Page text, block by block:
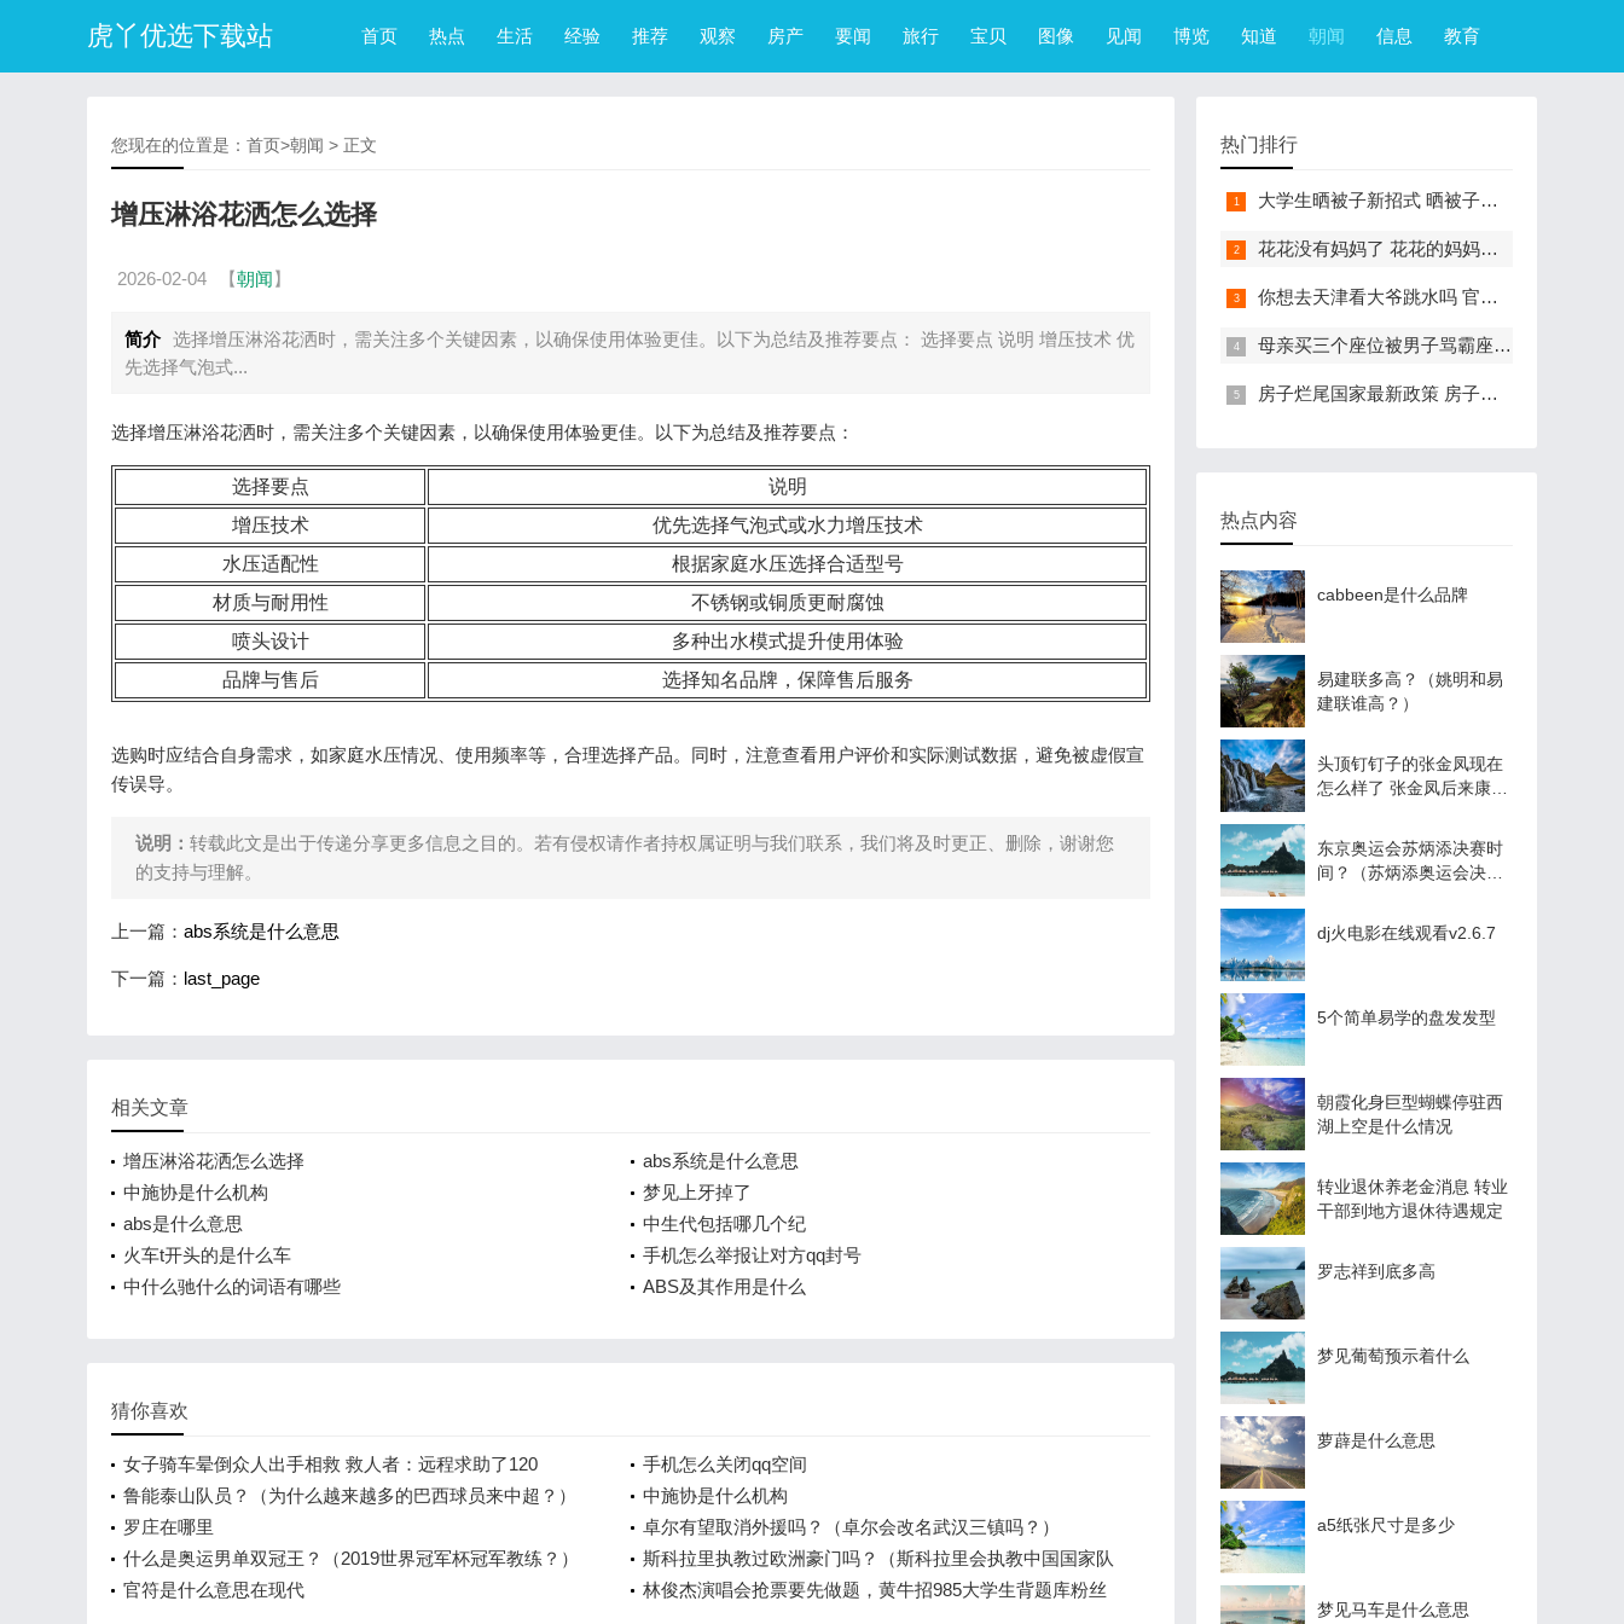
虎丫优选下载站 首页 热点 生活 经验 推荐 观察 房产 要闻 旅行 宝贝 图像 见闻 博览 知道 朝闻 信息 教育
您现在的位置是： 首页>朝闻 > 正文
增压淋浴花洒怎么选择
2026-02-04 【朝闻】
简介 选择增压淋浴花洒时，需关注多个关键因素，以确保使用体验更佳。以下为总结及推荐要点： 选择要点 说明 增压技术 优
先选择气泡式...
选择增压淋浴花洒时，需关注多个关键因素，以确保使用体验更佳。以下为总结及推荐要点：
选择要点
说明
增压技术
优先选择气泡式或水力增压技术
水压适配性
根据家庭水压选择合适型号
材质与耐用性
不锈钢或铜质更耐腐蚀
喷头设计
多种出水模式提升使用体验
品牌与售后
选择知名品牌，保障售后服务
选购时应结合自身需求，如家庭水压情况、使用频率等，合理选择产品。同时，注意查看用户评价和实际测试数据，避免被虚假宣
传误导。
说明： 转载此文是出于传递分享更多信息之目的。若有侵权请作者持权属证明与我们联系，我们将及时更正、删除，谢谢您
的支持与理解。
上一篇： abs系统是什么意思
下一篇： last_page
相关文章
增压淋浴花洒怎么选择
abs系统是什么意思
中施协是什么机构
梦见上牙掉了
abs是什么意思
中生代包括哪几个纪
火车t开头的是什么车
手机怎么举报让对方qq封号
中什么驰什么的词语有哪些
ABS及其作用是什么
猜你喜欢
女子骑车晕倒众人出手相救 救人者：远程求助了120
手机怎么关闭qq空间
鲁能泰山队员？（为什么越来越多的巴西球员来中超？）
中施协是什么机构
罗庄在哪里
卓尔有望取消外援吗？（卓尔会改名武汉三镇吗？）
什么是奥运男单双冠王？（2019世界冠军杯冠军教练？）
斯科拉里执教过欧洲豪门吗？（斯科拉里会执教中国国家队
吗？）
官符是什么意思在现代
林俊杰演唱会抢票要先做题，黄牛招985大学生背题库粉丝
热门排行
大学生晒被子新招式 晒被子新花样实在太机智
花花没有妈妈了 花花的妈妈是哪只大熊猫
你想去天津看大爷跳水吗 官方回应天津大爷跳水成打卡点
母亲买三个座位被男子骂霸座 女子买3个座位被无座大爷骂哭怎么回事
房子烂尾国家最新政策 房子烂尾了该找哪个部门解决?
热点内容
cabbeen是什么品牌
易建联多高？（姚明和易
建联谁高？）
头顶钉钉子的张金凤现在
怎么样了 张金凤后来康复
东京奥运会苏炳添决赛时
间？（苏炳添奥运会决赛
dj火电影在线观看v2.6.7
5个简单易学的盘发发型
朝霞化身巨型蝴蝶停驻西
湖上空是什么情况
转业退休养老金消息 转业
干部到地方退休待遇规定
罗志祥到底多高
梦见葡萄预示着什么
萝薜是什么意思
a5纸张尺寸是多少
梦见马车是什么意思